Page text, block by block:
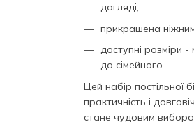
догляді;
прикрашена
доступні розміри
до сімейного.
Цей набір постільної
практичність і
стане чудовим